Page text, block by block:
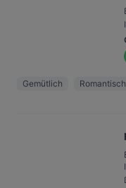
Gemütlich Romantisch